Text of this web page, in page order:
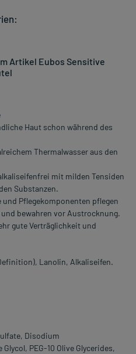
Artikel Eubos Sensitive
Haut schon während des
Thermalwasser aus den
mit milden Tensiden
Substanzen.
Pflegekomponenten pflegen
bewahren vor Austrocknung.
gute Verträglichkeit und
Lanolin, Alkaliseifen.
Disodium
PEG-10 Olive Glycerides,